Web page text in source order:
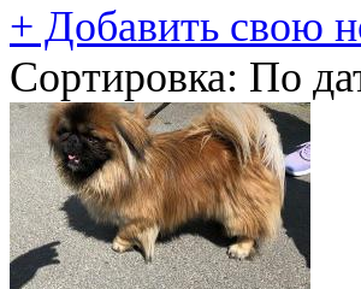
+ Добавить свою
Сортировка: По